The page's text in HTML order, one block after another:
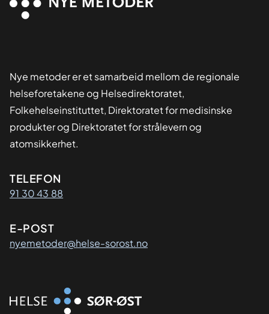
Nye metoder er et samarbeid mellom de regionale
helseforetakene og Helsedirektoratet,
Folkehelseinstituttet, Direktoratet for medisinske
produkter og Direktoratet for strålevern og
atomsikkerhet.
Kontaktinformasjon
TELEFON
91 30 43 88
E-POST
nyemetoder@helse-sorost.no
Organisasjon